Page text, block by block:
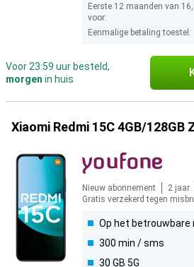
Eerste 12 maanden van
voor:
Eenmalige betaling toestel:
Voor 23:59 uur besteld,
morgen in huis
Xiaomi Redmi 15C 4GB/128GB
Nieuw abonnement
2 jaar
Gratis verzekerd tegen
Op het betrouwbare
300 min / sms
30 GB 5G